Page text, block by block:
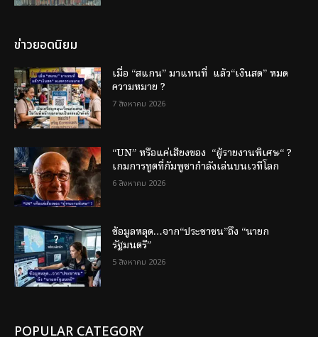
ข่าวยอดนิยม
เมื่อ “สแกน” มาแทนที่ แล้ว“เงินสด” หมด
ความหมาย ?
7 สิงหาคม 2026
“UN” หรือแค่เสียงของ “ผู้รายงานพิเศษ“ ?
เกมการทูตที่กัมพูชากำลังเล่นบนเวทีโลก
6 สิงหาคม 2026
ข้อมูลหลุด…จาก“ประชาชน”ถึง “นายก
รัฐมนตรี”
5 สิงหาคม 2026
POPULAR CATEGORY